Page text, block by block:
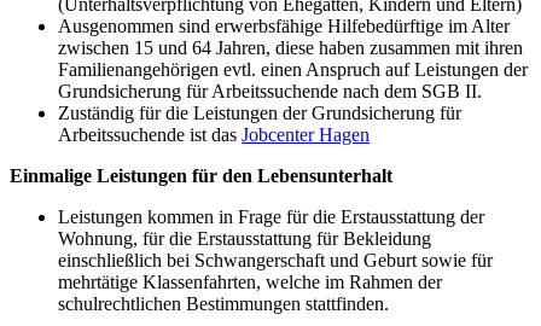
Ausgenommen sind erwerbsfähige Hilfebedürftige im Alter
zwischen 15 und 64 Jahren, diese haben zusammen mit ihren
Familienangehörigen evtl. einen Anspruch auf Leistungen der
Grundsicherung für Arbeitssuchende nach dem SGB II.
Zuständig für die Leistungen der Grundsicherung für
Arbeitssuchende ist das Jobcenter Hagen
Einmalige Leistungen für den Lebensunterhalt
Leistungen kommen in Frage für die Erstausstattung der
Wohnung, für die Erstausstattung für Bekleidung
einschließlich bei Schwangerschaft und Geburt sowie für
mehrtätige Klassenfahrten, welche im Rahmen der
schulrechtlichen Bestimmungen stattfinden.